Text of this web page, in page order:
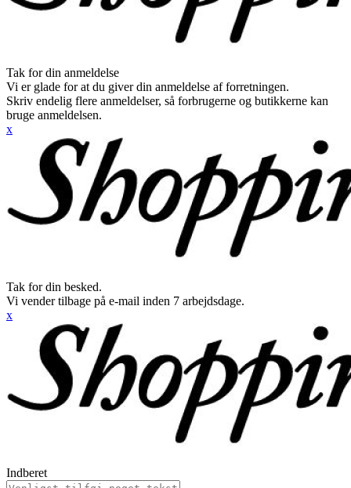
Tak for din anmeldelse
Vi er glade for at du giver din anmeldelse af forretningen.
Skriv endelig flere anmeldelser, så forbrugerne og butikkerne kan
bruge anmeldelsen.
x
Tak for din besked.
Vi vender tilbage på e-mail inden 7 arbejdsdage.
x
Indberet